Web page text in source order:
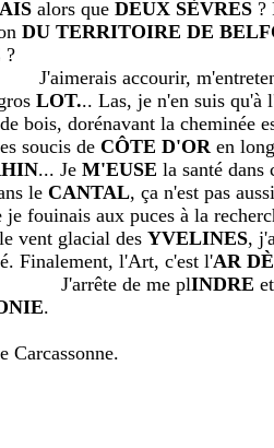
alors que DEUX SÈVRES ?
DU TERRITOIRE DE
?
accourir, m'entretenir
LOT... Las, je n'en suis qu'à
de bois, dorénavant la cheminée
soucis de CÔTE D'OR en
... Je M'EUSE la santé dans
le CANTAL, ça n'est pas
fouinais aux puces à la
vent glacial des YVELINES,
Finalement, l'Art, c'est l'AR
de me plINDRE
.
Carcassonne.